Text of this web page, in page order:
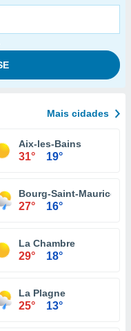
Mais cidades
Aix-les-Bains
31° 19°
Bourg-Saint-Maurice
27° 16°
La Chambre
29° 18°
La Plagne
25° 13°